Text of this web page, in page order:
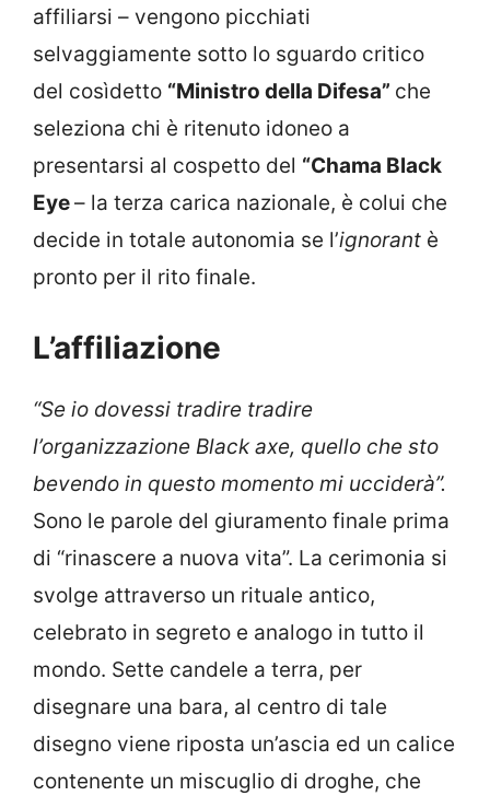
affiliarsi – vengono picchiati
selvaggiamente sotto lo sguardo critico
del cosìdetto “Ministro della Difesa” che
seleziona chi è ritenuto idoneo a
presentarsi al cospetto del “Chama Black
Eye– la terza carica nazionale, è colui che
decide in totale autonomia se l’ignorant è
pronto per il rito finale.
L’affiliazione
“Se io dovessi tradire tradire
l’organizzazione Black axe, quello che sto
bevendo in questo momento mi ucciderà”.
Sono le parole del giuramento finale prima
di “rinascere a nuova vita”. La cerimonia si
svolge attraverso un rituale antico,
celebrato in segreto e analogo in tutto il
mondo. Sette candele a terra, per
disegnare una bara, al centro di tale
disegno viene riposta un’ascia ed un calice
contenente un miscuglio di droghe, che